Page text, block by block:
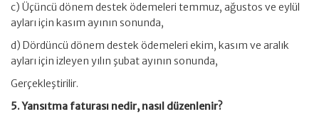
c) Üçüncü dönem destek ödemeleri temmuz, ağustos ve eylül
ayları için kasım ayının sonunda,
d) Dördüncü dönem destek ödemeleri ekim, kasım ve aralık
ayları için izleyen yılın şubat ayının sonunda,
Gerçekleştirilir.
5. Yansıtma faturası nedir, nasıl düzenlenir?